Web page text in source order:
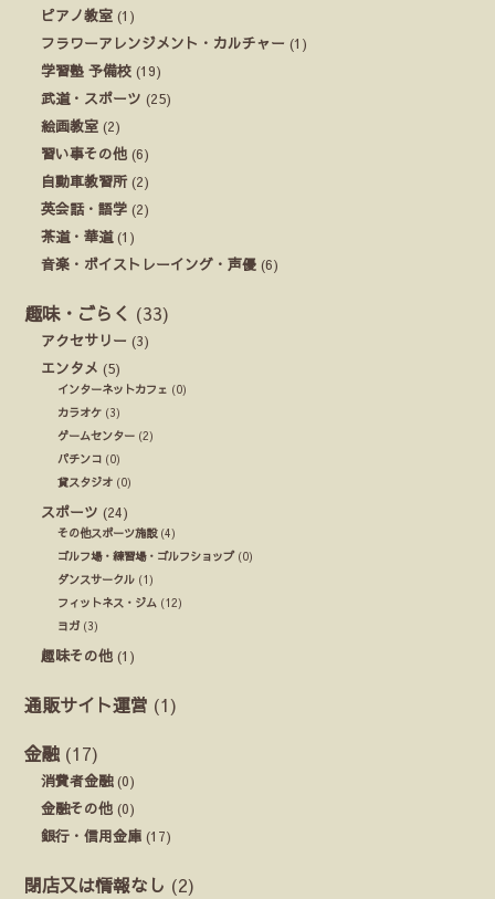
ピアノ教室 (1)
フラワーアレンジメント・カルチャー (1)
学習塾 予備校 (19)
武道・スポーツ (25)
絵画教室 (2)
習い事その他 (6)
自動車教習所(2)
英会話・語学 (2)
茶道・華道(1)
音楽・ボイストレーイング・声優 (6)
趣味・ごらく (33)
アクセサリー (3)
エンタメ (5)
インターネットカフェ (0)
カラオケ (3)
ゲームセンター (2)
パチンコ (0)
貸スタジオ (0)
スポーツ (24)
その他スポーツ施設(4)
ゴルフ場・練習場・ゴルフショップ(0)
ダンスサークル (1)
フィットネス・ジム (12)
ヨガ (3)
趣味その他 (1)
通販サイト運営 (1)
金融 (17)
消費者金融(0)
金融その他 (0)
銀行・信用金庫 (17)
閉店又は情報なし (2)